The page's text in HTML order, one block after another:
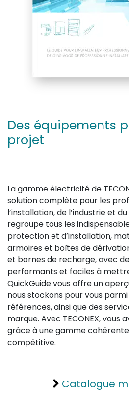
Des équipements
projet
La gamme électricité de
solution complète pour les
l’installation, de l’industrie et
regroupe tous les
protection et d’installation,
armoires et boîtes de
et bornes de recharge, avec
performants et faciles à
QuickGuide vous offre un
nous stockons pour vous
références, ainsi que des
marque. Avec TECONEX,
grâce à une gamme
compétitive.
Catalogue